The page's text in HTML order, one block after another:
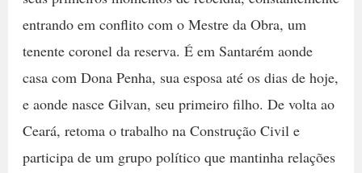
entrando em conflito com o Mestre da Obra, um
tenente coronel da reserva. É em Santarém aonde
casa com Dona Penha, sua esposa até os dias de hoje,
e aonde nasce Gilvan, seu primeiro filho. De volta ao
Ceará, retoma o trabalho na Construção Civil e
participa de um grupo político que mantinha relações